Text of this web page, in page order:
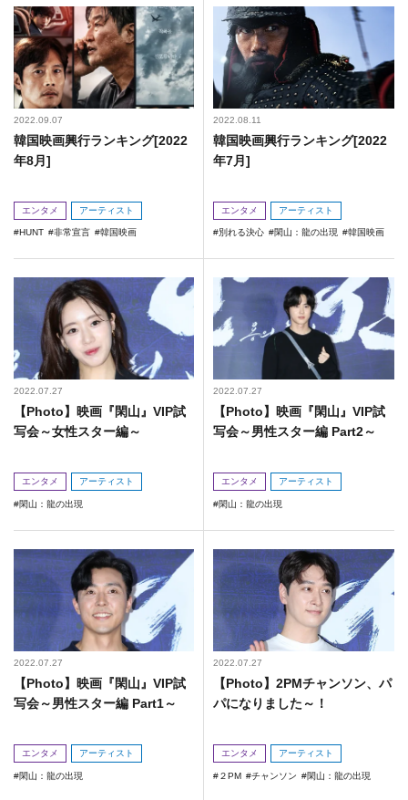
2022.09.07
韓国映画興行ランキング[2022
年8月]
エンタメ アーティスト
HUNT 非常宣言 韓国映画
2022.08.11
韓国映画興行ランキング[2022
年7月]
エンタメ アーティスト
別れる決心 閑山：龍の出現 韓国映画
2022.07.27
【Photo】映画『閑山』VIP試
写会～女性スター編～
エンタメ アーティスト
閑山：龍の出現
2022.07.27
【Photo】映画『閑山』VIP試
写会～男性スター編 Part2～
エンタメ アーティスト
閑山：龍の出現
2022.07.27
【Photo】映画『閑山』VIP試
写会～男性スター編 Part1～
エンタメ アーティスト
閑山：龍の出現
2022.07.27
【Photo】2PMチャンソン、パ
パになりました～！
エンタメ アーティスト
２PM チャンソン 閑山：龍の出現